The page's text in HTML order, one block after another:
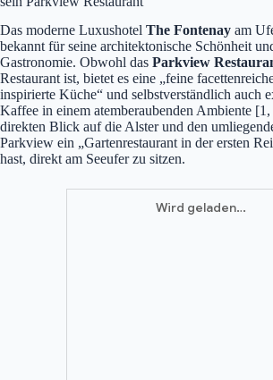
Das moderne Luxushotel The Fontenay am
bekannt für seine architektonische Schönheit
Gastronomie. Obwohl das Parkview
Restaurant ist, bietet es eine „feine
inspirierte Küche“ und selbstverständlich auch
Kaffee in einem atemberaubenden Ambiente
direkten Blick auf die Alster und den
Parkview ein „Gartenrestaurant in der ersten
hast, direkt am Seeufer zu sitzen.